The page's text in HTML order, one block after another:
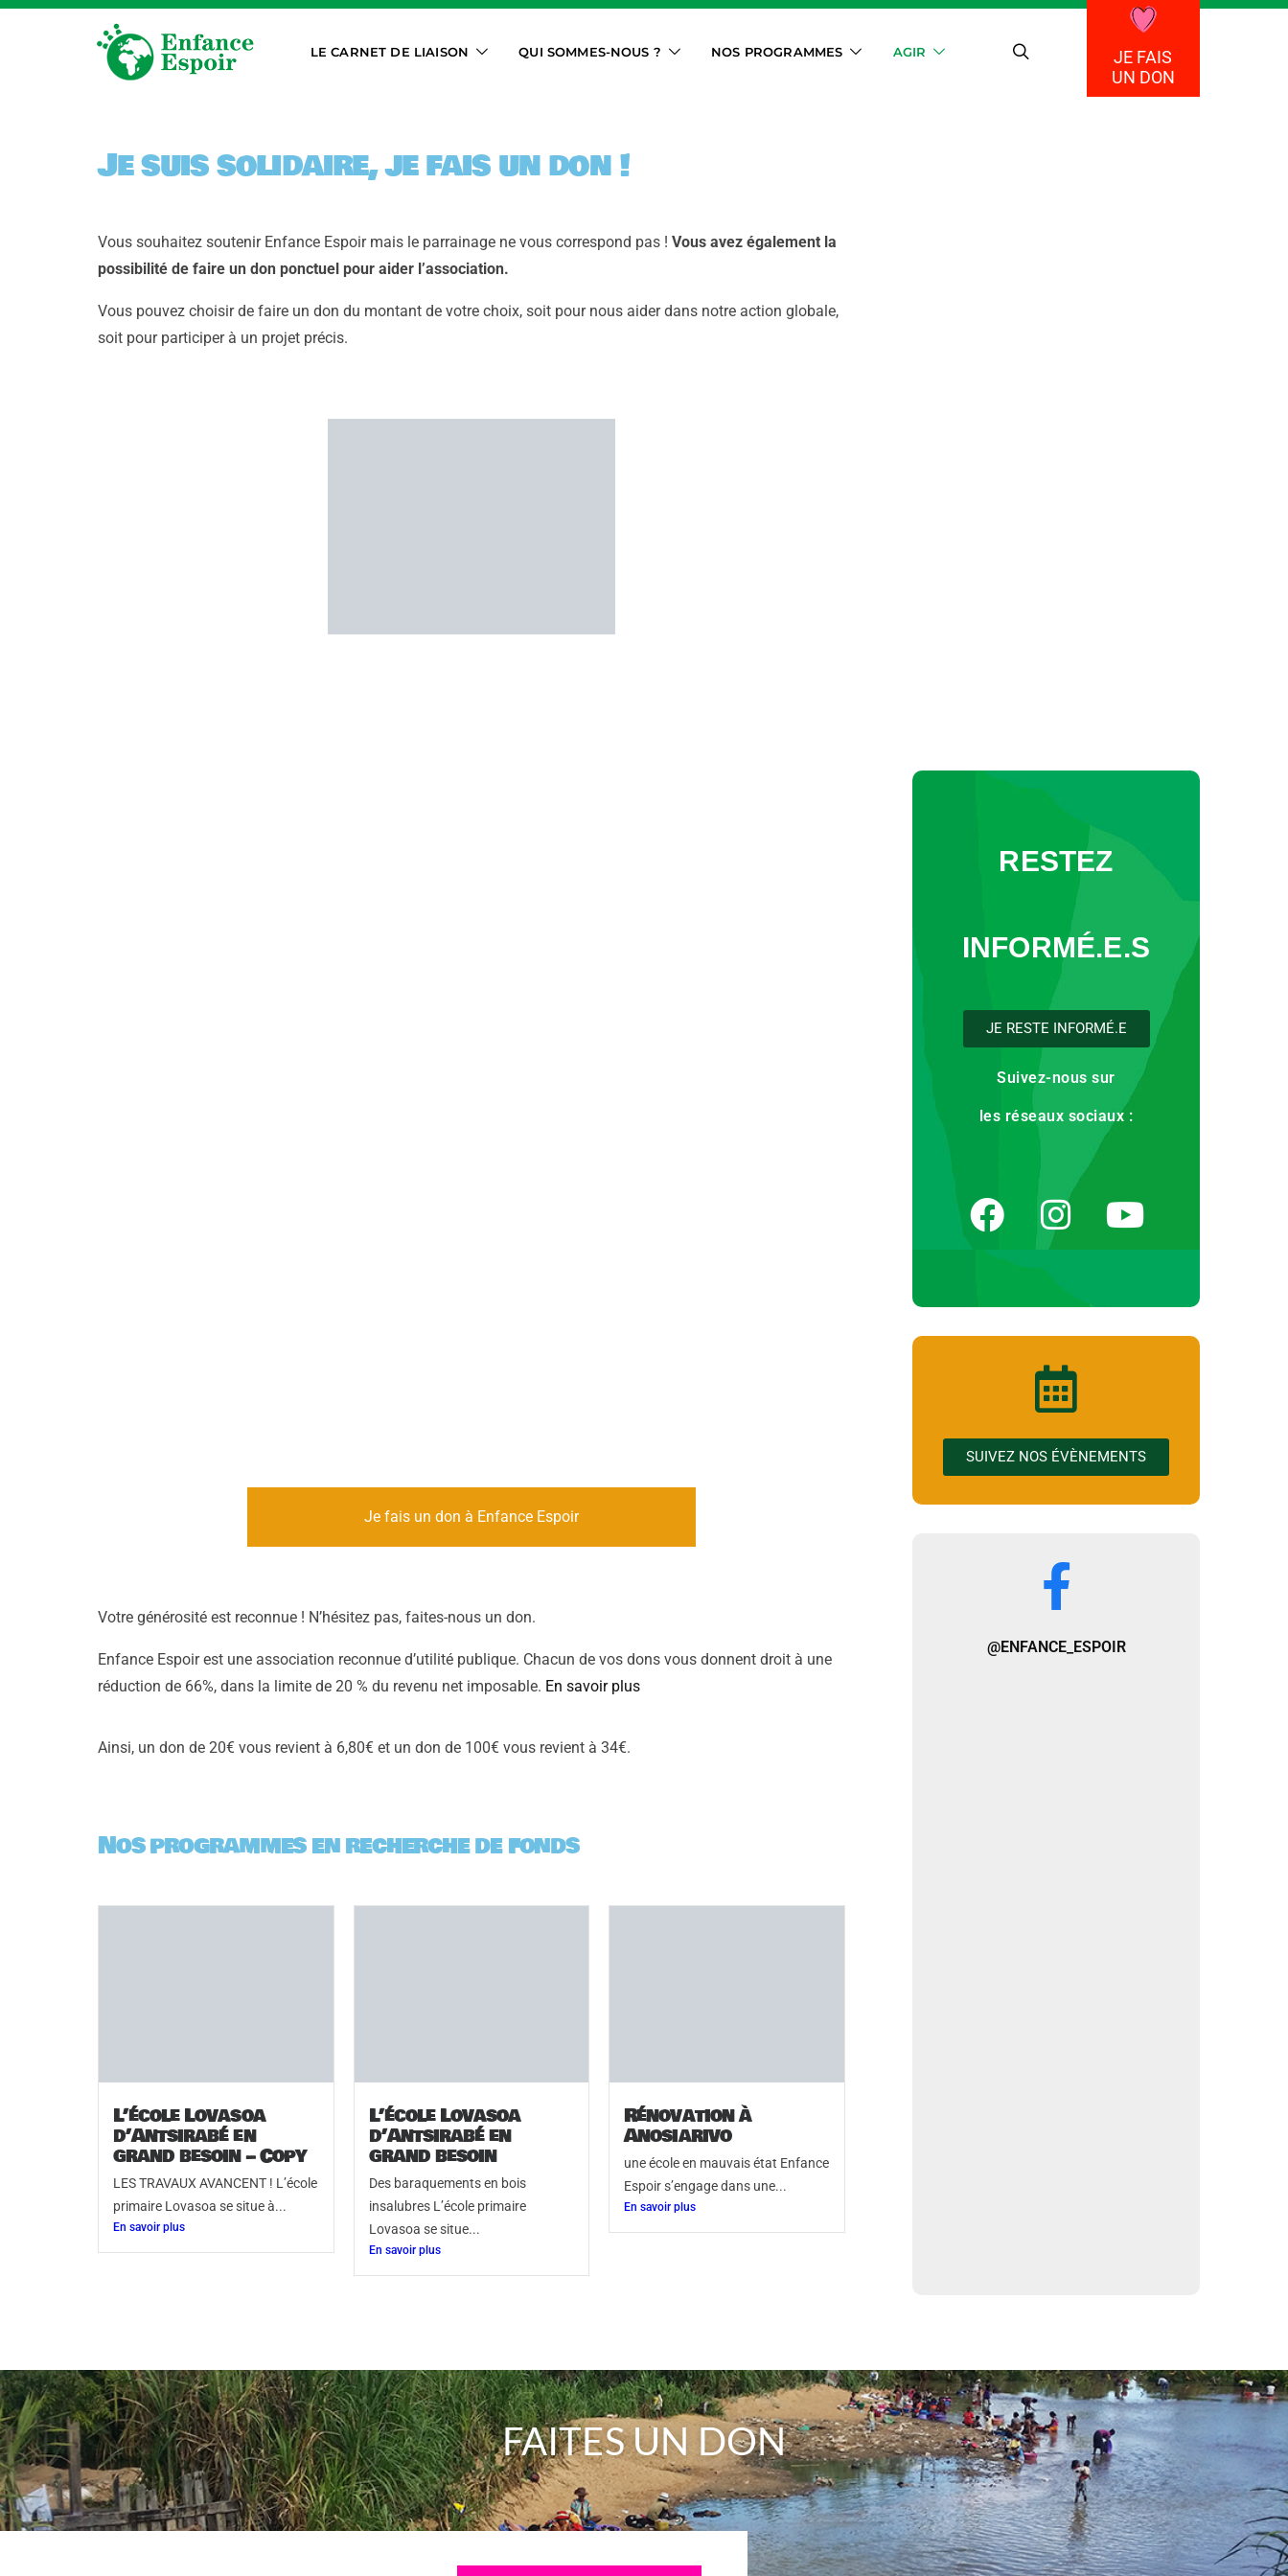
LE CARNET DE LIAISON QUI SOMMES-NOUS ? NOS PROGRAMMES AGIR
JE FAIS
UN DON
Je suis solidaire, je fais un don !
Vous souhaitez soutenir Enfance Espoir mais le parrainage ne vous correspond pas ! Vous avez également la
possibilité de faire un don ponctuel pour aider l’association.
Vous pouvez choisir de faire un don du montant de votre choix, soit pour nous aider dans notre action globale,
soit pour participer à un projet précis.
Je fais un don à Enfance Espoir
Votre générosité est reconnue ! N’hésitez pas, faites-nous un don.
Enfance Espoir est une association reconnue d’utilité publique. Chacun de vos dons vous donnent droit à une
réduction de 66%, dans la limite de 20 % du revenu net imposable. En savoir plus
Ainsi, un don de 20€ vous revient à 6,80€ et un don de 100€ vous revient à 34€.
Nos programmes en recherche de fonds
L’école Lovasoa
d’Antsirabé en
grand besoin – Copy
LES TRAVAUX AVANCENT ! L’école
primaire Lovasoa se situe à...
En savoir plus
L’école Lovasoa
d’Antsirabé en
grand besoin
Des baraquements en bois
insalubres L’école primaire
Lovasoa se situe...
En savoir plus
Rénovation à
Anosiarivo
une école en mauvais état Enfance
Espoir s’engage dans une...
En savoir plus
RESTEZ
INFORMÉ.E.S
JE RESTE INFORMÉ.E
Suivez-nous sur
les réseaux sociaux :
SUIVEZ NOS ÉVÈNEMENTS
@ENFANCE_ESPOIR
FAITES UN DON